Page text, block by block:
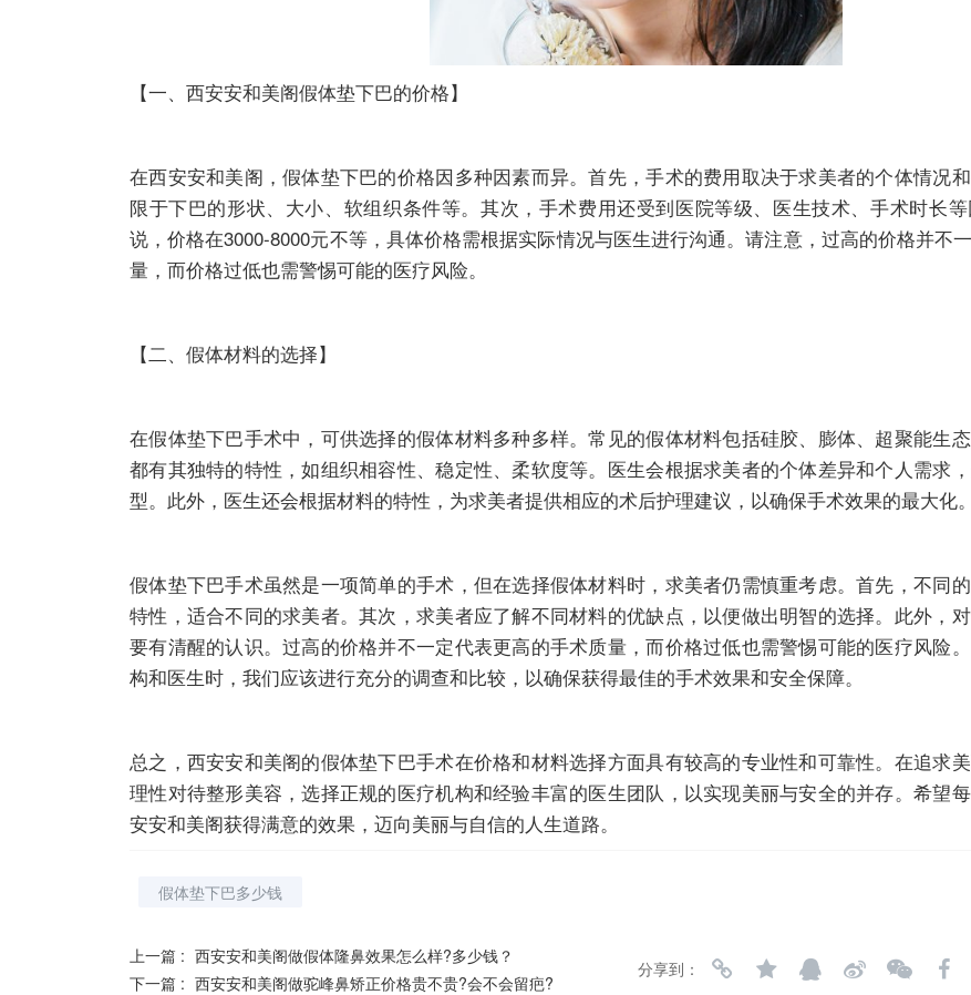
【一、西安安和美阁假体垫下巴的价格】
在西安安和美阁，假体垫下巴的价格因多种因素而异。首先，手术的费用取决于求美者的个体情况
限于下巴的形状、大小、软组织条件等。其次，手术费用还受到医院等级、医生技术、手术时长
说，价格在3000-8000元不等，具体价格需根据实际情况与医生进行沟通。请注意，过高的价格并不
量，而价格过低也需警惕可能的医疗风险。
【二、假体材料的选择】
在假体垫下巴手术中，可供选择的假体材料多种多样。常见的假体材料包括硅胶、膨体、超聚能生
都有其独特的特性，如组织相容性、稳定性、柔软度等。医生会根据求美者的个体差异和个人需求
型。此外，医生还会根据材料的特性，为求美者提供相应的术后护理建议，以确保手术效果的最大化。
假体垫下巴手术虽然是一项简单的手术，但在选择假体材料时，求美者仍需慎重考虑。首先，不同
特性，适合不同的求美者。其次，求美者应了解不同材料的优缺点，以便做出明智的选择。此外，
要有清醒的认识。过高的价格并不一定代表更高的手术质量，而价格过低也需警惕可能的医疗风险
构和医生时，我们应该进行充分的调查和比较，以确保获得最佳的手术效果和安全保障。
总之，西安安和美阁的假体垫下巴手术在价格和材料选择方面具有较高的专业性和可靠性。在追求
理性对待整形美容，选择正规的医疗机构和经验丰富的医生团队，以实现美丽与安全的并存。希望
安安和美阁获得满意的效果，迈向美丽与自信的人生道路。
假体垫下巴多少钱
上一篇 : 西安安和美阁做假体隆鼻效果怎么样?多少钱？
下一篇 : 西安安和美阁做驼峰鼻矫正价格贵不贵?会不会留疤?
分享到：